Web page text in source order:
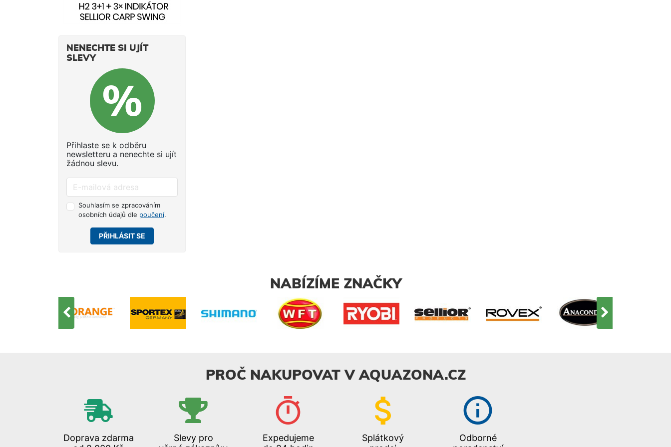
NENECHTE SI UJÍT
SLEVY
Přihlaste se k odběru
newsletteru a nenechte si ujít
žádnou slevu.
Souhlasím se zpracováním
osobních údajů dle poučení.
PŘIHLÁSIT SE
NABÍZÍME ZNAČKY
PROČ NAKUPOVAT V AQUAZONA.CZ
Doprava zdarma
Slevy pro
Expedujeme
Splátkový
Odborné